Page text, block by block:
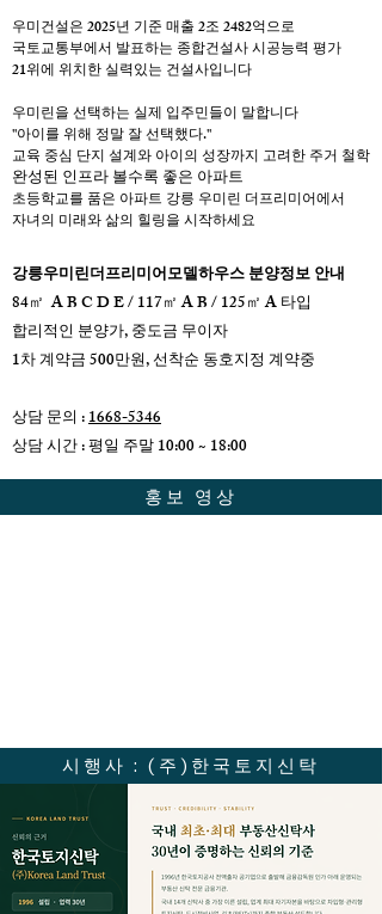
우미건설은 2025년 기준 매출 2조 2482억으로
국토교통부에서 발표하는 종합건설사 시공능력 평가
21위에 위치한 실력있는 건설사입니다
우미린을 선택하는 실제 입주민들이 말합니다
"아이를 위해 정말 잘 선택했다."
교육 중심 단지 설계와 아이의 성장까지 고려한 주거 철학
완성된 인프라 볼수록 좋은 아파트
초등학교를 품은 아파트 강릉 우미린 더프리미어에서
자녀의 미래와 삶의 힐링을 시작하세요
강릉우미린더프리미어모델하우스 분양정보 안내
84㎡ A B C D E / 117㎡ A B / 125㎡ A 타입
합리적인 분양가, 중도금 무이자
​1차 계약금 500만원, 선착순 동호지정 계약중
상담 문의 :1668-5346
상담 시간 : 평일 주말 10:00 ~ 18:00
홍보 영상
시행사 : (주)한국토지신탁